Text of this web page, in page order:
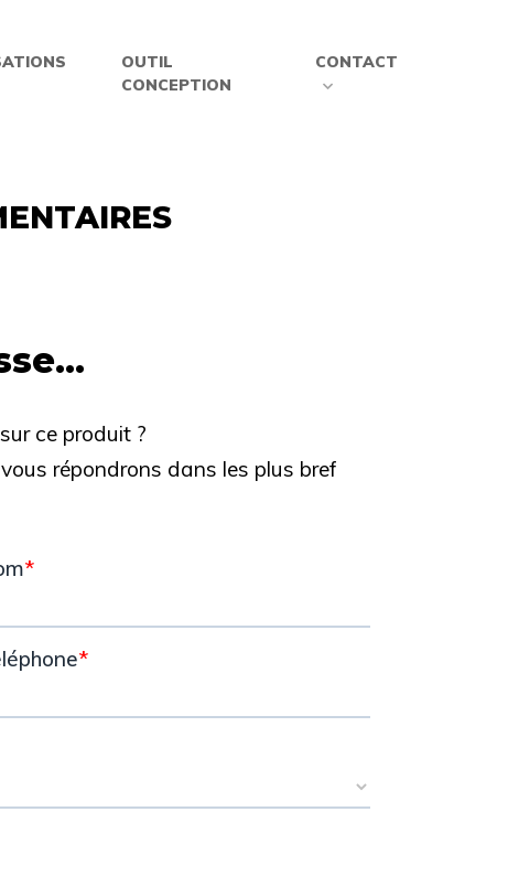
OUTIL
CONCEPTION
CONTACT
ce produit ?
répondrons dans les plus bref